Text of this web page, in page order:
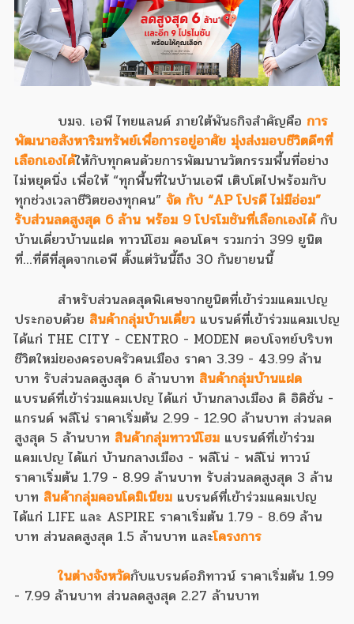
บมจ. เอพี ไทยแลนด์ ภายใต้พันธกิจสำคัญคือ การ
พัฒนาอสังหาริมทรัพย์เพื่อการอยู่อาศัย มุ่งส่งมอบชีวิตดีๆที่
เลือกเองได้ให้กับทุกคนด้วยการพัฒนานวัตกรรมพื้นที่อย่าง
ไม่หยุดนิ่ง เพื่อให้ “ทุกพื้นที่ในบ้านเอพี เติบโตไปพร้อมกับ
ทุกช่วงเวลาชีวิตของทุกคน” จัด กับ “AP โปรดี ไม่มีอ่อม”
รับส่วนลดสูงสุด 6 ล้าน พร้อม 9 โปรโมชันที่เลือกเองได้กับ
บ้านเดี่ยวบ้านแฝด ทาวน์โฮม คอนโดฯ รวมกว่า 399 ยูนิต
ที่...ที่ดีที่สุดจากเอพี ตั้งแต่วันนี้ถึง 30 กันยายนนี้
สำหรับส่วนลดสุดพิเศษจากยูนิตที่เข้าร่วมแคมเปญ
ประกอบด้วย สินค้ากลุ่มบ้านเดี่ยว แบรนด์ที่เข้าร่วมแคมเปญ
ได้แก่ THE CITY - CENTRO - MODEN ตอบโจทย์บริบท
ชีวิตใหม่ของครอบครัวคนเมือง ราคา 3.39 - 43.99 ล้าน
บาท รับส่วนลดสูงสุด 6 ล้านบาท สินค้ากลุ่มบ้านแฝด
แบรนด์ที่เข้าร่วมแคมเปญ ได้แก่ บ้านกลางเมือง ดิ อิดิชั่น -
แกรนด์ พลีโน่ ราคาเริ่มต้น 2.99 - 12.90 ล้านบาท ส่วนลด
สูงสุด 5 ล้านบาท สินค้ากลุ่มทาวน์โฮม แบรนด์ที่เข้าร่วม
แคมเปญ ได้แก่ บ้านกลางเมือง - พลีโน่ - พลีโน่ ทาวน์
ราคาเริ่มต้น 1.79 - 8.99 ล้านบาท รับส่วนลดสูงสุด 3 ล้าน
บาท สินค้ากลุ่มคอนโดมิเนียม แบรนด์ที่เข้าร่วมแคมเปญ
ได้แก่ LIFE และ ASPIRE ราคาเริ่มต้น 1.79 - 8.69 ล้าน
บาท ส่วนลดสูงสุด 1.5 ล้านบาท และโครงการ
ในต่างจังหวัดกับแบรนด์อภิทาวน์ ราคาเริ่มต้น 1.99
- 7.99 ล้านบาท ส่วนลดสูงสุด 2.27 ล้านบาท